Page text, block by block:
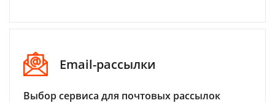
Email-рассылки
Выбор сервиса для почтовых рассылок